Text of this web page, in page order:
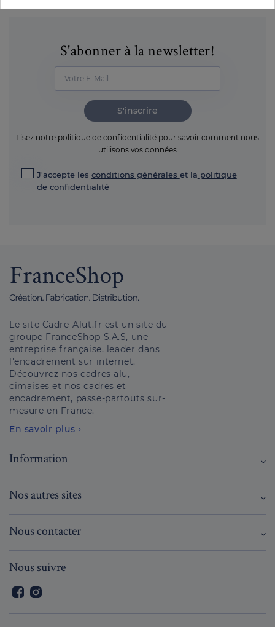
S'abonner à la newsletter!
S'inscrire
Lisez notre politique de confidentialité pour savoir comment nous
utilisons vos données
J'accepte les conditions générales et la politique
de confidentialité
Le site Cadre-Alut.fr est un site du
groupe FranceShop S.A.S, une
entreprise française, leader dans
l'encadrement sur internet.
Découvrez nos cadres alu,
cimaises et nos cadres et
encadrement, passe-partouts sur-
mesure en France.
En savoir plus
Information
Nos autres sites
Nous contacter
Nous suivre
Facebook